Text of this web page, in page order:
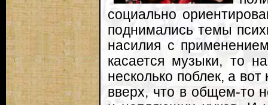
социально
поднимались темы
насилия с
касается музыки, то
несколько поблек, а
вверх, что в общем-то